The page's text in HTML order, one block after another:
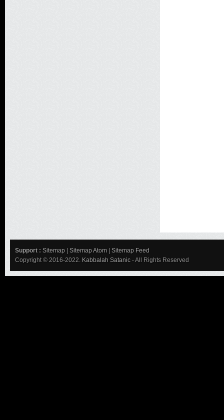
Support : Sitemap | Sitemap Atom | Sitemap Feed
Copyright © 2016-2022. Kabbalah Satanic - All Rights Reserved